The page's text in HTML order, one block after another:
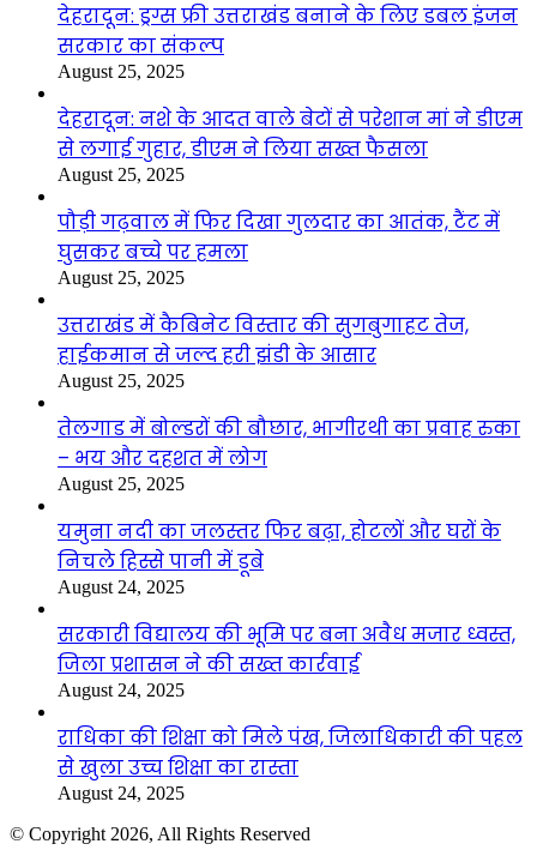
देहरादून: ड्रग्स फ्री उत्तराखंड बनाने के लिए डबल इंजन
सरकार का संकल्प
August 25, 2025
देहरादून: नशे के आदत वाले बेटों से परेशान मां ने डीएम
से लगाई गुहार, डीएम ने लिया सख्त फैसला
August 25, 2025
पौड़ी गढ़वाल में फिर दिखा गुलदार का आतंक, टैंट में
घुसकर बच्चे पर हमला
August 25, 2025
उत्तराखंड में कैबिनेट विस्तार की सुगबुगाहट तेज,
हाईकमान से जल्द हरी झंडी के आसार
August 25, 2025
तेलगाड में बोल्डरों की बौछार, भागीरथी का प्रवाह रुका
– भय और दहशत में लोग
August 25, 2025
यमुना नदी का जलस्तर फिर बढ़ा, होटलों और घरों के
निचले हिस्से पानी में डूबे
August 24, 2025
सरकारी विद्यालय की भूमि पर बना अवैध मजार ध्वस्त,
जिला प्रशासन ने की सख्त कार्रवाई
August 24, 2025
राधिका की शिक्षा को मिले पंख, जिलाधिकारी की पहल
से खुला उच्च शिक्षा का रास्ता
August 24, 2025
© Copyright 2026, All Rights Reserved